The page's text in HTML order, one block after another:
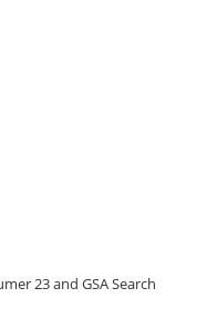
23 and GSA Search